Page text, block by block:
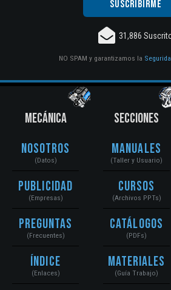
31,886
NO SPAM y garantizamos la
MECÁNICA
Nosotros
(Datos)
Publicidad
(Empresas)
Preguntas
(Frecuentes)
Índice
(Enlaces)
SECCIONES
Manuales
(Taller y Usuario)
Cursos
(Archivos PPTs)
Catálogos
(PDFs)
Materiales
(Guía Trabajo)